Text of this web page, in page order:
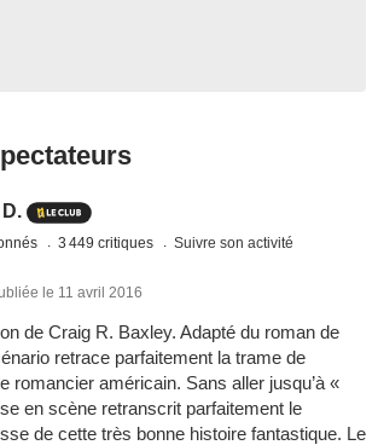
3 449 critiques Suivre son activité
le 11 avril 2016
de Craig R. Baxley. Adapté du roman de
retrace parfaitement la trame de
romancier américain. Sans aller jusqu’à «
en scène retranscrit parfaitement le
de cette très bonne histoire fantastique. Le